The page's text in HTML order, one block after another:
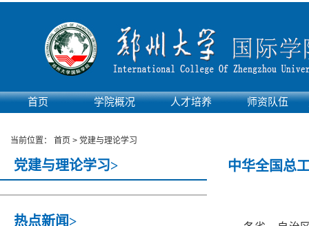
首页 学院概况 人才培养 师资队伍
当前位置： 首页 > 党建与理论学习
党建与理论学习>
热点新闻>
中华全国总